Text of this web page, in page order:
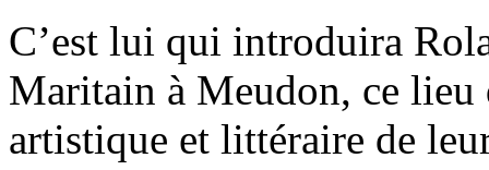
C’est lui qui introduira
Maritain à Meudon, ce lieu
artistique et littéraire de